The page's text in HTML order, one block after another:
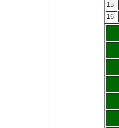
15
16